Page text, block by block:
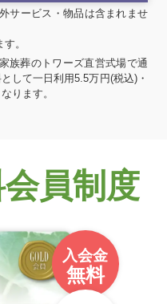
サービス・物品は含まれませ
。
族葬のトワーズ直営式場で通
して一日利用5.5万円(税込)・
ります。
員制度
入会金
無料